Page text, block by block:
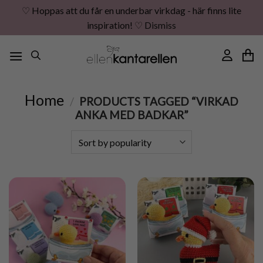
♡ Hoppas att du får en underbar virkdag - här finns lite
inspiration! ♡ Dismiss
Home / PRODUCTS TAGGED “VIRKAD
ANKA MED BADKAR”